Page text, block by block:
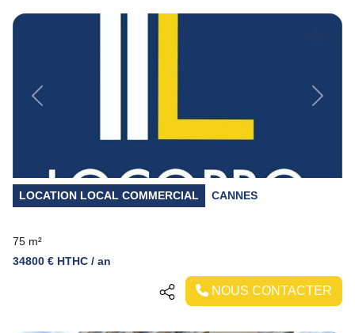
Previous Next
LOCATION LOCAL COMMERCIAL CANNES
75 m²
34800 € HTHC / an
NOUS CONTACTER